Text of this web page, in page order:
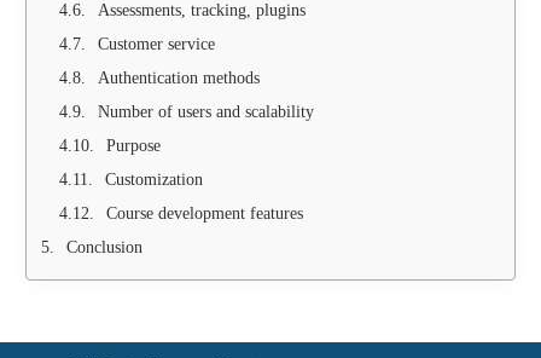
Assessments, tracking, plugins
Customer service
Authentication methods
Number of users and scalability
Purpose
Customization
Course development features
Conclusion